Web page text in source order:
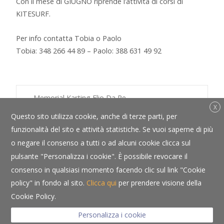
KITESURF.
Per info contatta Tobia o Paolo
Tobia: 348 266 44 89 – Paolo: 388 631 49 92
Post
navigation
←Memorial Karting Elio Da Re
Copyright © Albergo Bortoluzzi - P.IVA 00142090257 - CIN
IT025072A18KSCR9VB - Via Giacomo Matteotti 1 - 32016 Farra
d’Alpago (BL) - Tel. +39 0437 4280 -
Privacy policy-Cookie policy- Powered bySersis
X
Questo sito utilizza cookie, anche di terze parti, per
funzionalità del sito e attività statistiche. Se vuoi saperne di più
o negare il consenso a tutti o ad alcuni cookie clicca sul
pulsante "Personalizza i cookie". È possibile revocare il
consenso in qualsiasi momento facendo clic sul link "Cookie
policy" in fondo al sito. Clicca qui per prendere visione della
Cookie Policy.
Personalizza i cookie